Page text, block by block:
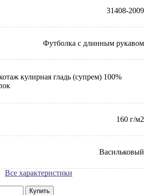
31408-2009
Футболка с длинным рукавом
кулирная гладь (супрем) 100%
160 г/м2
Васильковый
Все характеристики
Купить